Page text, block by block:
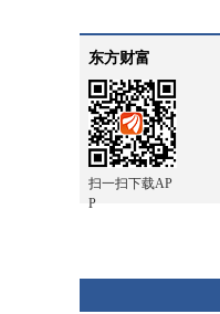
东方财富
扫一扫下载AP
P